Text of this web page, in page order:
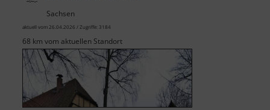
Sachsen
aktuell vom 26.04.2026 / Zugriffe: 3184
68 km vom aktuellen Standort